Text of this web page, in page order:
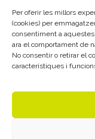
Per oferir les millors
(cookies) per
consentiment a
ara el comportament de
No consentir o retirar el
característiques i
Vull rebre